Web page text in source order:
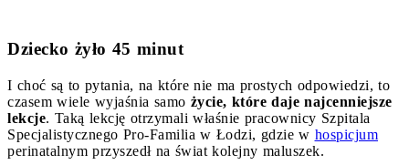
Dziecko żyło 45 minut
I choć są to pytania, na które nie ma prostych odpowiedzi, to
czasem wiele wyjaśnia samo życie, które daje najcenniejsze
lekcje. Taką lekcję otrzymali właśnie pracownicy Szpitala
Specjalistycznego Pro-Familia w Łodzi, gdzie w hospicjum
perinatalnym przyszedł na świat kolejny maluszek.